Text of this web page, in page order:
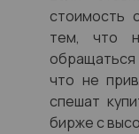
стоимость
тем, что
что не
спешат
бирже с